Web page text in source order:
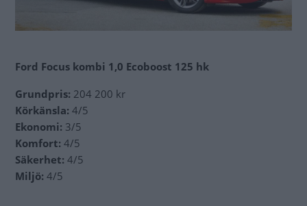
Ford Focus kombi 1,0 Ecoboost 125 hk
Grundpris: 204 200 kr
Körkänsla: 4/5
Ekonomi: 3/5
Komfort: 4/5
Säkerhet: 4/5
Miljö: 4/5